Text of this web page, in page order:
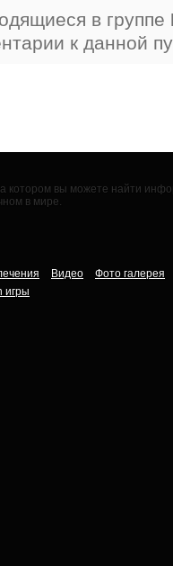
в группе
к данной
котором вы можете найти
в мире.
Видео
Фото галерея
игры